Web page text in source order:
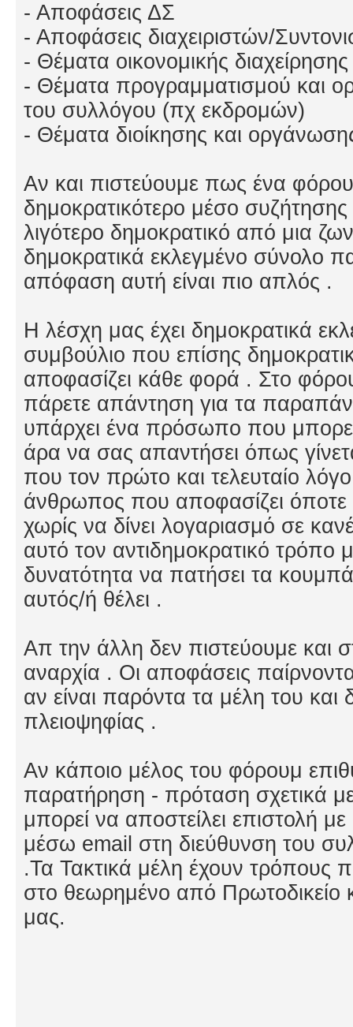
- Αποφάσεις ΔΣ
- Αποφάσεις διαχειριστών/
- Θέματα οικονομικής διαχείρησης
- Θέματα προγραμματισμού και
του συλλόγου (πχ εκδρομών)
- Θέματα διοίκησης και
Αν και πιστεύουμε πως ένα
δημοκρατικότερο μέσο συζήτησης
λιγότερο δημοκρατικό από μια
δημοκρατικά εκλεγμένο σύνολο
απόφαση αυτή είναι πιο απλός .
Η λέσχη μας έχει δημοκρατικά
συμβούλιο που επίσης
αποφασίζει κάθε φορά . Στο
πάρετε απάντηση για τα
υπάρχει ένα πρόσωπο που
άρα να σας απαντήσει όπως
που τον πρώτο και τελευταίο
άνθρωπος που αποφασίζει όποτε
χωρίς να δίνει λογαριασμό σε
αυτό τον αντιδημοκρατικό τρόπο
δυνατότητα να πατήσει τα
αυτός/ή θέλει .
Απ την άλλη δεν πιστεύουμε και
αναρχία . Οι αποφάσεις
αν είναι παρόντα τα μέλη του και
πλειοψηφίας .
Αν κάποιο μέλος του φόρουμ
παρατήρηση - πρόταση σχετικά
μπορεί να αποστείλει επιστολή
μέσω email στη διεύθυνση του
.Τα Τακτικά μέλη έχουν τρόπους
στο θεωρημένο από Πρωτοδικείο
μας.